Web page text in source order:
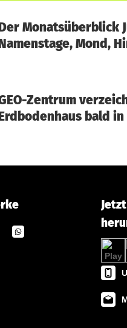
Monatsüberblick
Mond,
Zentrum
bald
Jetzt